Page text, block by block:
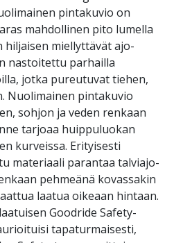
pintakuvio on
mahdollinen pito lumella
hiljaisen miellyttävät ajo-
nastoitettu parhailla
jotka pureutuvat tiehen,
Nuolimainen pintakuvio
sohjon ja veden renkaan
tarjoaa huippuluokan
kurveissa. Erityisesti
materiaali parantaa talviajo-
pehmeänä kovassakin
laatua oikeaan hintaan.
Goodride Safety-
tapaturmaisesti,